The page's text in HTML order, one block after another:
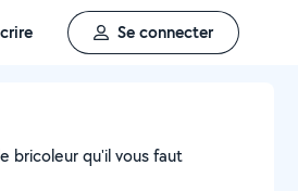
Se connecter
bricoleur qu'il vous faut